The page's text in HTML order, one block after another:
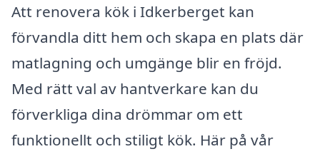
Att renovera kök i Idkerberget kan
förvandla ditt hem och skapa en plats där
matlagning och umgänge blir en fröjd.
Med rätt val av hantverkare kan du
förverkliga dina drömmar om ett
funktionellt och stiligt kök. Här på vår